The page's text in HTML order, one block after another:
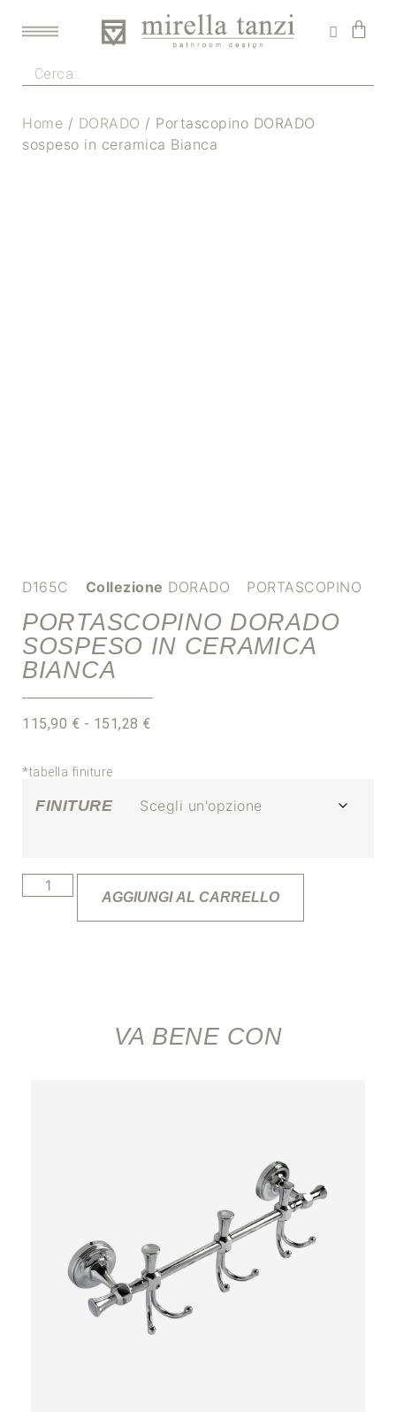
Home / DORADO / Portascopino DORADO
sospeso in ceramica Bianca
D165C Collezione DORADO PORTASCOPINO
PORTASCOPINO DORADO
SOSPESO IN CERAMICA
BIANCA
115,90 € - 151,28 €
*tabella finiture
FINITURE
AGGIUNGI AL CARRELLO
VA BENE CON